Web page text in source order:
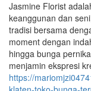
Jasmine Florist
keanggunan dan
tradisi bersama
moment dengan
hingga bunga
menjamin ekspresi
https://